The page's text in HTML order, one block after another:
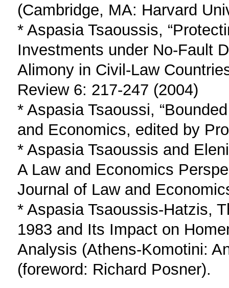
(Cambridge, MA: Harvard
* Aspasia Tsaoussis,
Investments under No-Fault
Alimony in Civil-Law
Review 6: 217-247 (2004)
* Aspasia Tsaoussi,
and Economics, edited by
* Aspasia Tsaoussis and
A Law and Economics
Journal of Law and
* Aspasia Tsaoussis-Hatzis,
1983 and Its Impact on
Analysis (Athens-Komotini:
(foreword: Richard Posner).